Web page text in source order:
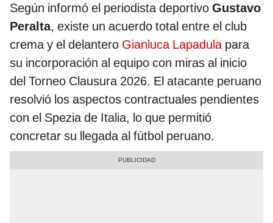
Según informó el periodista deportivo Gustavo
Peralta, existe un acuerdo total entre el club
crema y el delantero Gianluca Lapadulapara
su incorporación al equipo con miras al inicio
del Torneo Clausura 2026. El atacante peruano
resolvió los aspectos contractuales pendientes
con el Spezia de Italia, lo que permitió
concretar su llegada al fútbol peruano.